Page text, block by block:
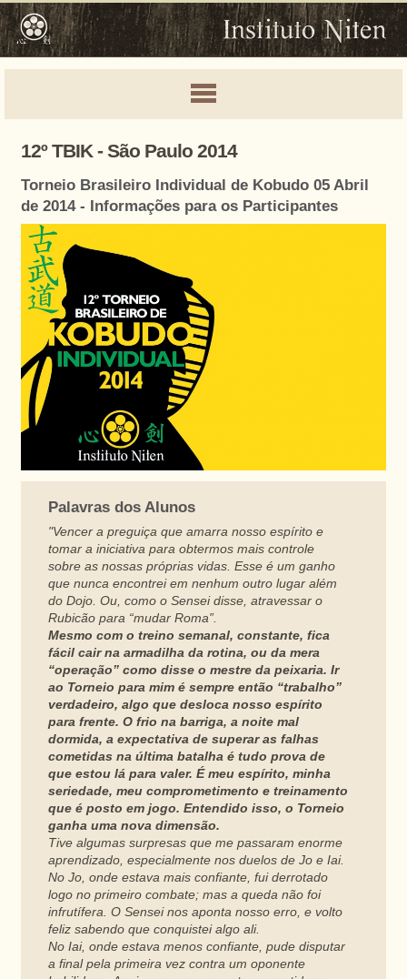
12º TBIK - São Paulo 2014
Torneio Brasileiro Individual de Kobudo 05 Abril
de 2014 - Informações para os Participantes
Palavras dos Alunos
"Vencer a preguiça que amarra nosso espírito e
tomar a iniciativa para obtermos mais controle
sobre as nossas próprias vidas. Esse é um ganho
que nunca encontrei em nenhum outro lugar além
do Dojo. Ou, como o Sensei disse, atravessar o
Rubicão para “mudar Roma”.
Mesmo com o treino semanal, constante, fica
fácil cair na armadilha da rotina, ou da mera
“operação” como disse o mestre da peixaria. Ir
ao Torneio para mim é sempre então “trabalho”
verdadeiro, algo que desloca nosso espírito
para frente. O frio na barriga, a noite mal
dormida, a expectativa de superar as falhas
cometidas na última batalha é tudo prova de
que estou lá para valer. É meu espírito, minha
seriedade, meu comprometimento e treinamento
que é posto em jogo. Entendido isso, o Torneio
ganha uma nova dimensão.
Tive algumas surpresas que me passaram enorme
aprendizado, especialmente nos duelos de Jo e Iai.
No Jo, onde estava mais confiante, fui derrotado
logo no primeiro combate; mas a queda não foi
infrutífera. O Sensei nos aponta nosso erro, e volto
feliz sabendo que conquistei algo ali.
No Iai, onde estava menos confiante, pude disputar
a final pela primeira vez contra um oponente